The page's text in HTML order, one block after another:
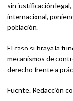
sin justificación
internacional,
población.
El caso subraya la
mecanismos de
derecho frente a
Fuente. Redacción